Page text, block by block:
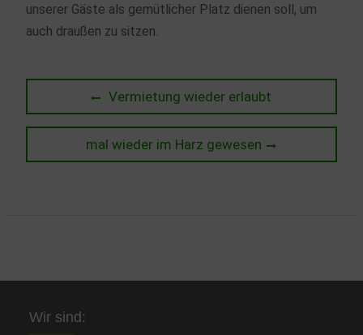
unserer Gäste als gemütlicher Platz dienen soll, um
auch draußen zu sitzen.
Beitragsnavigation
Previous
post:
Vermietung wieder erlaubt
Next
post:
mal wieder im Harz gewesen
Wir sind: